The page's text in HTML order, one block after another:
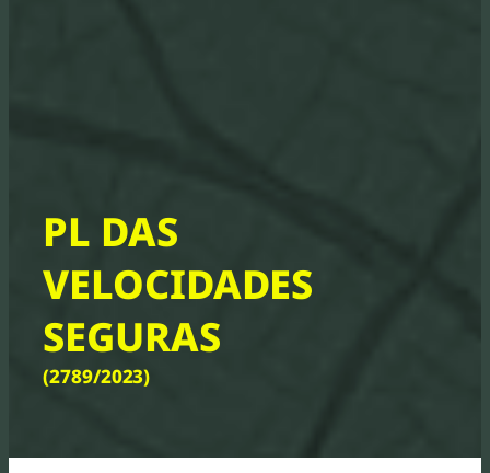
PL DAS
VELOCIDADES
SEGURAS
(2789/2023)